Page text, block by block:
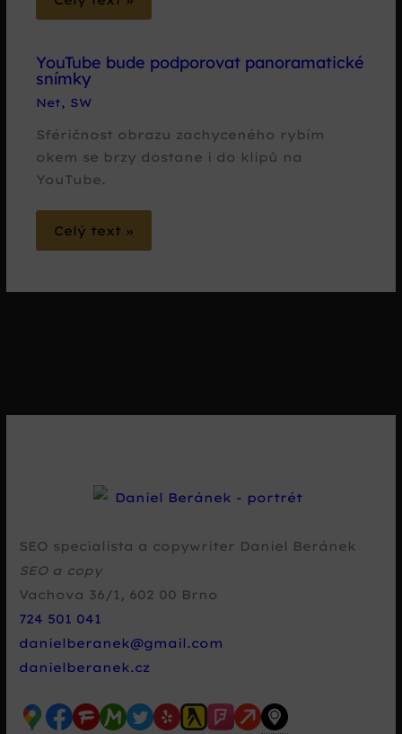
YouTube bude podporovat panoramatické
snímky
Net, SW
Sféričnost obrazu zachyceného rybím
okem se brzy dostane i do klipů na
YouTube.
Celý text »
SEO specialista a copywriter Daniel Beránek
SEO a copy
Vachova 36/1 , 602 00 Brno
724 501 041
danielberanek@gmail.com
danielberanek.cz